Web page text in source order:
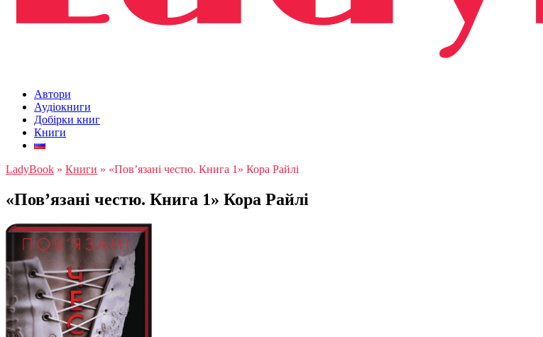
Автори
Аудіокниги
Добірки книг
Книги
LadyBook » Книги » «Пов’язані честю. Книга 1» Кора Райлі
«Пов’язані честю. Книга 1» Кора Райлі